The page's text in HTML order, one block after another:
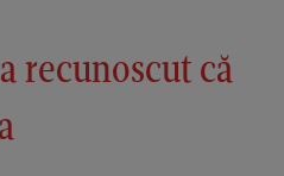
recunoscut că